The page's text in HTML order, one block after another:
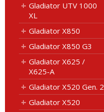
Gladiator UTV 1000
XL
Gladiator X850
Gladiator X850 G3
Gladiator X625 /
X625-A
Gladiator X520 Gen. 2
Gladiator X520